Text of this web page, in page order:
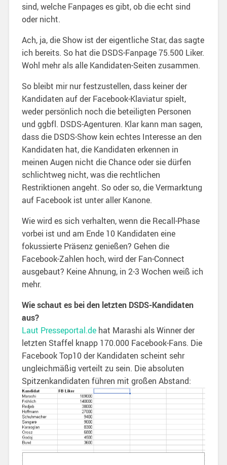
sind, welche Fanpages es gibt, ob die echt sind
oder nicht.
Ach, ja, die Show ist der eigentliche Star, das sagte
ich bereits. So hat die DSDS-Fanpage 75.500 Liker.
Wohl mehr als alle Kandidaten-Seiten zusammen.
So bleibt mir nur festzustellen, dass keiner der
Kandidaten auf der Facebook-Klaviatur spielt,
weder persönlich noch die beteiligten Personen
und ggbfl. DSDS-Agenturen. Klar kann man sagen,
dass die DSDS-Show kein echtes Interesse an den
Kandidaten hat, die Kandidaten erkennen in
meinen Augen nicht die Chance oder sie dürfen
schlichtweg nicht, was die rechtlichen
Restriktionen angeht. So oder so, die Vermarktung
auf Facebook ist unter aller Kanone.
Wie wird es sich verhalten, wenn die Recall-Phase
vorbei ist und am Ende 10 Kandidaten eine
fokussierte Präsenz genießen? Gehen die
Facebook-Zahlen hoch, wird der Fan-Connect
ausgebaut? Keine Ahnung, in 2-3 Wochen weiß ich
mehr.
Wie schaut es bei den letzten DSDS-Kandidaten
aus?
Laut Presseportal.dehat Marashi als Winner der
letzten Staffel knapp 170.000 Facebook-Fans. Die
Facebook Top10 der Kandidaten scheint sehr
ungleichmäßig verteilt zu sein. Die absoluten
Spitzenkandidaten führen mit großen Abstand: